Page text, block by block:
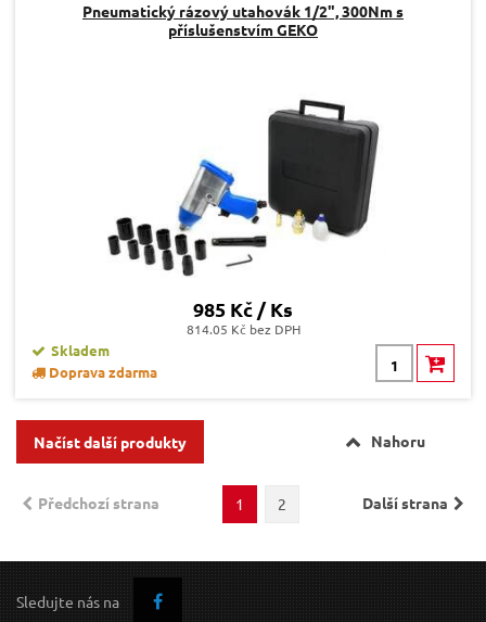
Pneumatický rázový utahovák 1/2", 300Nm s
příslušenstvím GEKO
985 Kč / Ks
814.05 Kč bez DPH
Skladem
Doprava zdarma
Načíst další produkty Nahoru
Předchozí strana Další strana
1 2
Sledujte nás na